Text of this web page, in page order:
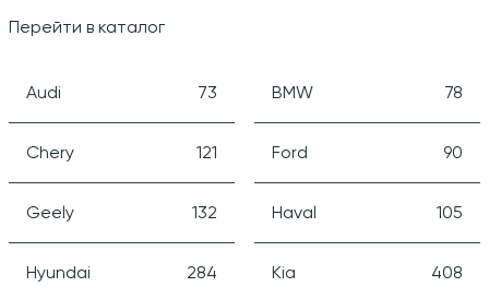
Перейти в каталог
Audi 73 BMW 78
Chery 121 Ford 90
Geely 132 Haval 105
Hyundai 284 Kia 408